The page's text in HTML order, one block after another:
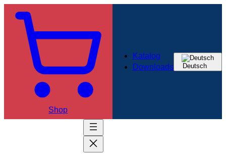
Inhalt
springen
Shop
Katalog
Downloads
Deutsch